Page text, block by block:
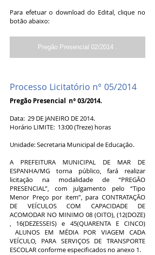
Para efetuar o download do Edital, clique no
botão abaixo:
Pregão Presencial 02/2014 .
Processo Licitatório n° 05/2014
Pregão Presencial n° 03/2014.
Data: 29 DE JANEIRO DE 2014.
Horário LIMITE: 13:00 (Treze) horas
Unidade: Secretaria Municipal de Educação.
A PREFEITURA MUNICIPAL DE MAR DE
ESPANHA/MG torna público, fará realizar
licitação na modalidade de “PREGÃO
PRESENCIAL”, com julgamento pelo “Tipo
Menor Preço por item”, para CONTRATAÇÃO
DE VEÍCULOS COM CAPACIDADE DE
ACOMODAR NO MINIMO 08 (OITO), (12(DOZE)
, 16(DEZESSEIS) e 45(QUARENTA E CINCO)
ALUNOS EM MÉDIA POR VIAGEM CADA
VEÍCULO, PARA SERVIÇOS DE TRANSPORTE
ESCOLAR conforme especificados no anexo 1.